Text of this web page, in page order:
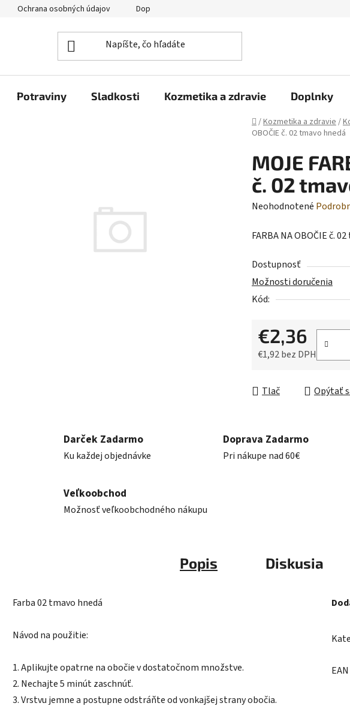
Ochrana osobných údajov Doprava a platba
Potraviny Sladkosti Kozmetika a zdravie Doplnky
Domov
/Kozmetika a zdravie/
OBOČIE č. 02 tmavo hnedá
MOJE
č. 02
Priemerné
produktu
0,0
z
5
Neohodnotené
FARBA NA OBOČIE č.
Dostupnosť
Možnosti doručenia
Kód:
€2,36
€1,92 bez DPH
Tlač Opýtať
Darček Zadarmo
Ku každej objednávke
Doprava Zadarmo
Pri nákupe nad 60€
Veľkoobchod
Možnosť veľkoobchodného nákupu
Popis Diskusia
Farba 02 tmavo hnedá
Návod na použitie:
1. Aplikujte opatrne na obočie v dostatočnom množstve.
2. Nechajte 5 minút zaschnúť.
3. Vrstvu jemne a postupne odstráňte od vonkajšej strany obočia.
EAN